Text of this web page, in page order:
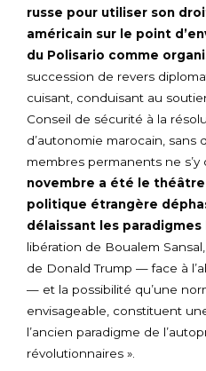
russe pour utiliser son
américain sur le point
du Polisario comme
succession de revers
cuisant, conduisant au
Conseil de sécurité à la
d’autonomie marocain, sans
membres permanents ne s’y
novembre a été le théâtre
politique étrangère
délaissant les paradigmes
libération de Boualem
de Donald Trump — face à
— et la possibilité qu’une
envisageable, constituent
l’ancien paradigme de
révolutionnaires ».